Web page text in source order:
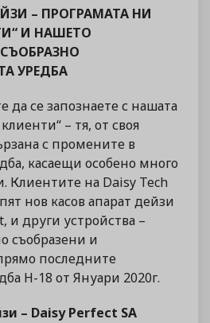
– ПРОГРАМАТА НИ
И НАШЕТО
УРЕДБА
да се запознаете с нашата
– тя, от своя
с промените в
касаещи особено много
Клиентите на Daisy Tech
нов касов апарат дейзи
и други устройства –
съобразени и
последните
Н-18 от Януари 2020г.
– Daisy Perfect SA